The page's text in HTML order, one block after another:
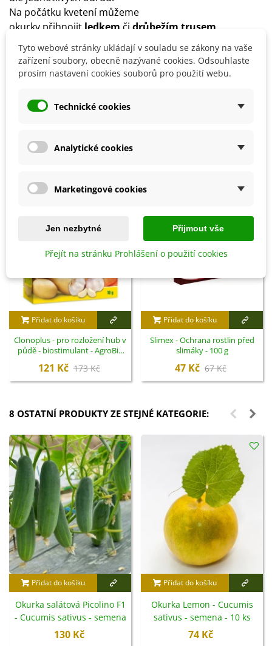
Na počátku kvetení můžeme
okurky přihnojit ledkem či drůbežím trusem
nelze opakovaně pěstovat ve stejné půdě .
Vhodnou předplodinou je řepa, hrách, fazole nebo
cibule, nevhodnými plodinami jsou jahody či brambory.
Detaily produktu
SOUVISEJÍCÍ PRODUKTY
Sleva
Přidat do košíku
Clonoplus - pro rozložení hub v
půdě - biostimulant - AgroBio
121 Kč 173 Kč
Přidat do košíku
Slimex - Ochrana rostlin před
slimáky - 100 g
47 Kč 67 Kč
8 OSTATNÍ PRODUKTY ZE STEJNÉ KATEGORIE:
Přidat do košíku
Okurka salátová Picolino F1
- Cucumis sativus - semena
- 4 ks
130 Kč
Přidat do košíku
Okurka Lemon - Cucumis
sativus - semena - 10 ks
74 Kč
Tyto webové stránky ukládají v souladu se zákony na vaše
zařízení soubory, obecně nazývané cookies. Odsouhlaste
prosím nastavení cookies souborů pro použití webu.
Technické cookies
Analytické cookies
Marketingové cookies
Jen nezbytné Přijmout vše
Přejít na stránku Prohlášení o použití cookies